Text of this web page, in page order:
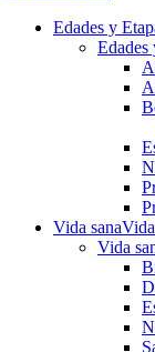
Edades y
Edades
Vida sana
Vida